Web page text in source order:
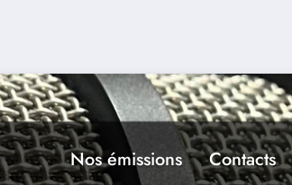
Nos émissions Contacts